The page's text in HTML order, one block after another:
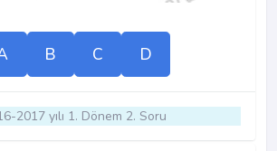
B C D
2017 yılı 1. Dönem 2. Soru